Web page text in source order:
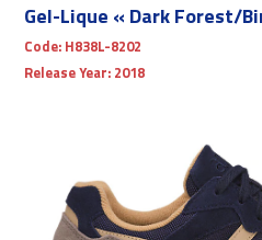
Gel-Lique « Dark Forest/
Code: H838L-8202
Release Year: 2018